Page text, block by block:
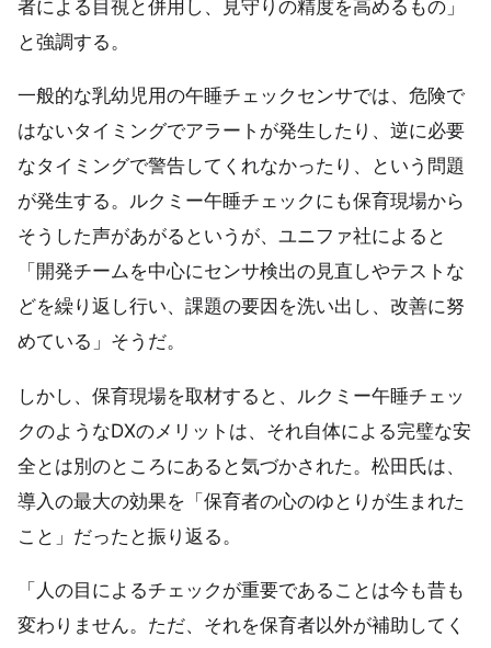
者による目視と併用し、見守りの精度を高めるもの」
と強調する。
一般的な乳幼児用の午睡チェックセンサでは、危険で
はないタイミングでアラートが発生したり、逆に必要
なタイミングで警告してくれなかったり、という問題
が発生する。ルクミー午睡チェックにも保育現場から
そうした声があがるというが、ユニファ社によると
「開発チームを中心にセンサ検出の見直しやテストな
どを繰り返し行い、課題の要因を洗い出し、改善に努
めている」そうだ。
しかし、保育現場を取材すると、ルクミー午睡チェッ
クのようなDXのメリットは、それ自体による完璧な安
全とは別のところにあると気づかされた。松田氏は、
導入の最大の効果を「保育者の心のゆとりが生まれた
こと」だったと振り返る。
「人の目によるチェックが重要であることは今も昔も
変わりません。ただ、それを保育者以外が補助してく